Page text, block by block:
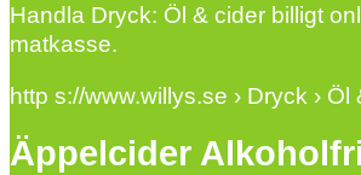
Handla Dryck: Öl & cider billigt
matkasse.
http s://www.willys.se › Dryck › Öl
Äppelcider